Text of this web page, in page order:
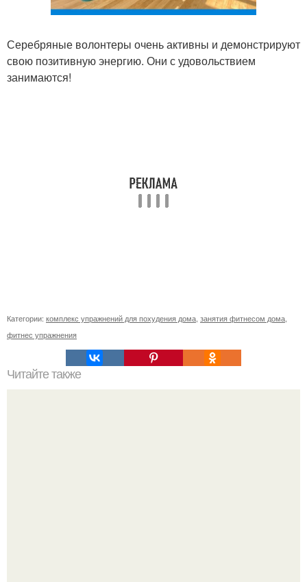
Серебряные волонтеры очень активны и демонстрируют
свою позитивную энергию. Они с удовольствием
занимаются!
Категории: комплекс упражнений для похудения дома занятия фитнесом дома
фитнес упражнения
Читайте также